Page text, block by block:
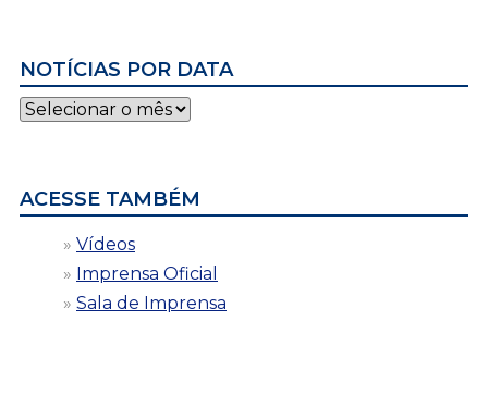
NOTÍCIAS POR DATA
Notícias
por
ACESSE TAMBÉM
Vídeos
Imprensa Oficial
Sala de Imprensa